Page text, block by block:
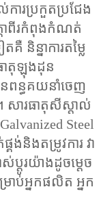
ារប្រកួតប្រជែង
តាពីរកំពុងកំណត់
គឺ និន្នាការតម្លៃ
ាតុឡុងដុន
ពន្ធគយនាំចេញ
ារធាតុសីស្តាល់
Galvanized Steel
ង់និងតម្រូវការ វា
ប្តូរយ៉ាងដូចម្តេច
ាប់អ្នកផលិត អ្នក